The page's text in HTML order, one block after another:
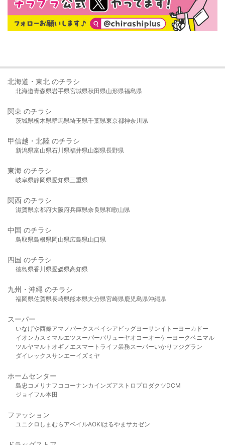
北海道・東北 のチラシ
北海道青森県岩手県宮城県秋田県山形県福島県
関東 のチラシ
茨城県栃木県群馬県埼玉県千葉県東京都神奈川県
甲信越・北陸 のチラシ
新潟県富山県石川県福井県山梨県長野県
東海 のチラシ
岐阜県静岡県愛知県三重県
関西 のチラシ
滋賀県京都府大阪府兵庫県奈良県和歌山県
中国 のチラシ
鳥取県島根県岡山県広島県山口県
四国 のチラシ
徳島県香川県愛媛県高知県
九州・沖縄 のチラシ
福岡県佐賀県長崎県熊本県大分県宮崎県鹿児島県沖縄県
スーパー
いなげや西條アマノパークスベイシア ビッグヨーサンイトーヨーカドー
イオンカスミ マルエツスーパーバリューヤオコーオーケー ヨークベニマル
ツルヤマルト オギノ エスマート ライフ業務スーパーいかり フジグラン
ダイレックスサンエーイズミヤ
ホームセンター
島忠 コメリ ナフコ コーナンカインズアストロプロダクツDCM
ジョイフル本田
ファッション
ユニクロ しまむら アベイルAOKIはるやま サカゼン